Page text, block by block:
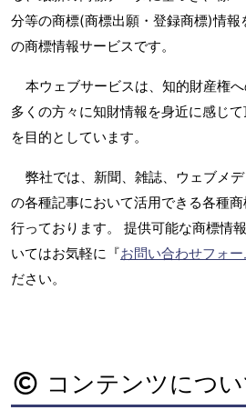
分等の商標(商標出願・登録商標)情報
の商標情報サービスです。
本ウェブサービスは、知的財産権へ
多くの方々に知財情報を身近に感じ
を目的としています。
弊社では、新聞、雑誌、ウェブメ
の各種記事において活用できる各種
行っております。 提供可能な商標情
いてはお気軽に『お問い合わせフォー
ださい。
コンテンツについ